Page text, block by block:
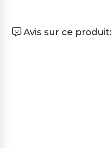
Avis sur ce produit: